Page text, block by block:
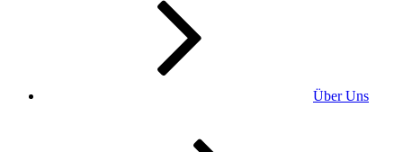
Über Uns